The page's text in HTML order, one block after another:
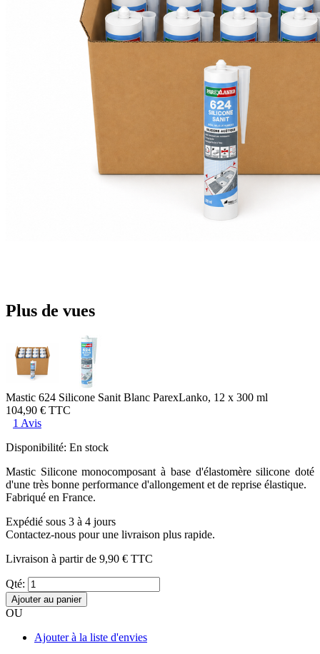
Plus de vues
Mastic 624 Silicone Sanit Blanc ParexLanko, 12 x 300 ml
104,90 € TTC
1 Avis
Disponibilité: En stock
Mastic Silicone monocomposant à base d'élastomère silicone doté
d'une très bonne performance d'allongement et de reprise élastique.
Fabriqué en France.
Expédié sous 3 à 4 jours
Contactez-nous pour une livraison plus rapide.
Livraison à partir de 9,90 € TTC
Qté:
Ajouter au panier
OU
Ajouter à la liste d'envies